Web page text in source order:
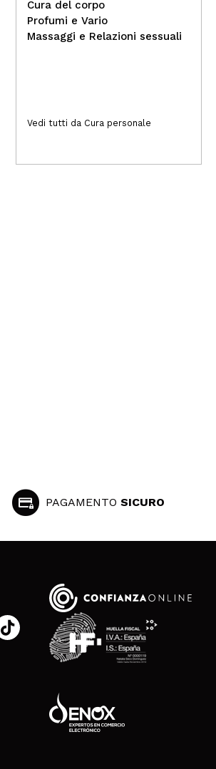
Cura del corpo
Profumi e Vario
Massaggi e Relazioni sessuali
Vedi tutti da Cura personale
PAGAMENTO SICURO